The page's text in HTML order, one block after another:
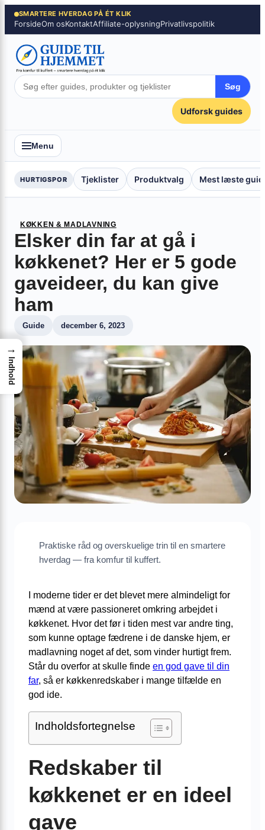
Spring
SMARTERE HVERDAG PÅ ÉT KLIK
ForsideOm osKontaktAffiliate-oplysningPrivatlivspolitik
Søg
Udforsk guides
Menu
HURTIGSPOR Tjeklister Produktvalg Mest læste
KØKKEN & MADLAVNING
Elsker din far at gå i
køkkenet? Her er 5 gode
gaveideer, du kan give
ham
Guide december 6, 2023
Praktiske råd og overskuelige trin til en smartere
hverdag — fra komfur til kuffert.
I moderne tider er det blevet mere almindeligt for
mænd at være passioneret omkring arbejdet i
køkkenet. Hvor det før i tiden mest var andre ting,
som kunne optage fædrene i de danske hjem, er
madlavning noget af det, som vinder hurtigt frem.
Står du overfor at skulle finde en god gave til din
far, så er køkkenredskaber i mange tilfælde en
god ide.
Indholdsfortegnelse
Redskaber til
køkkenet er en ideel
gave
→
Indhold